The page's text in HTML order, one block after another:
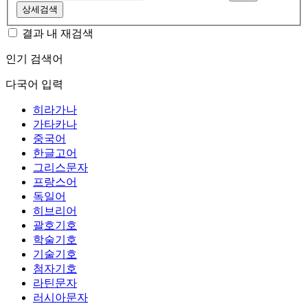
상세검색
결과 내 재검색
인기 검색어
다국어 입력
히라가나
가타카나
중국어
한글고어
그리스문자
프랑스어
독일어
히브리어
괄호기호
학술기호
기술기호
첨자기호
라틴문자
러시아문자